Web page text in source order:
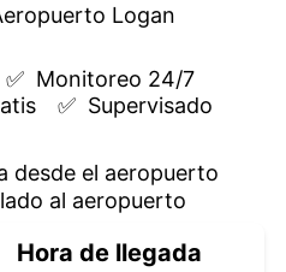
✅ Monitoreo 24/7
✅ Supervisado
desde el aeropuerto
al aeropuerto
Hora de llegada